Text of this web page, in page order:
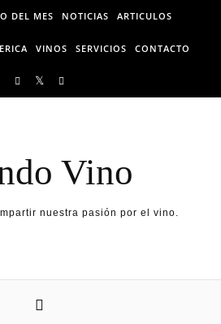
DEL MES NOTICIAS ARTICULOS
VINOS SERVICIOS CONTACTO
Vino
nuestra pasión por el vino.